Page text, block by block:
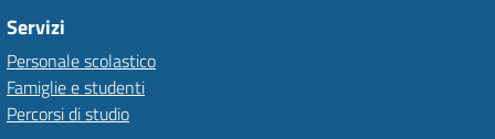
Servizi
Personale scolastico
Famiglie e studenti
Percorsi di studio